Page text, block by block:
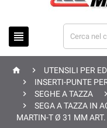

 
UTENSILI PER

INSERTI-PUNTE

SEGHE A TAZZA 

SEGA A TAZZA IN
MARTIN-T Ø 31 MM